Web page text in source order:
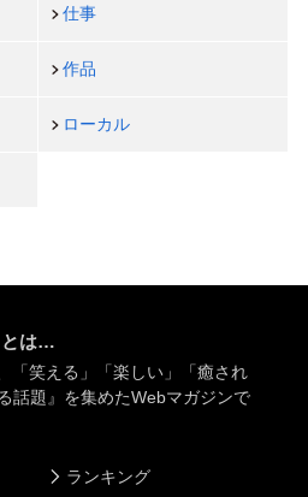
仕事
作品
ローカル
とは…
「笑える」「楽しい」「癒され
話題』を集めたWebマガジンで
ランキング